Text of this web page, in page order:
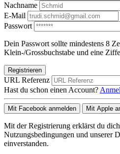
Nachname
E-Mail
Passwort
Dein Passwort sollte mindestens 8
Klein-/Grossbuchstabe und eine
Registrieren
URL Referenz
Hast du schon einen Account?
Mit Facebook anmelden Mit Apple
Mit der Registrierung erklärst du
Nutzungsbedingungen und unserer
einverstanden.